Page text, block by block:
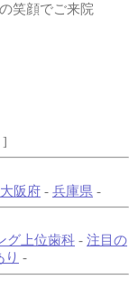
笑顔でご来院
]
大阪府 - 兵庫県 -
グ上位歯科 - 注目の
り -